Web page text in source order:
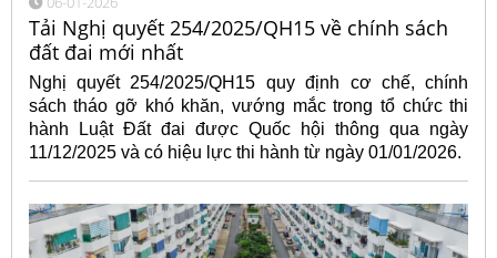
Tải Nghị quyết 254/2025/QH15 về chính sách
đất đai mới nhất
Nghị quyết 254/2025/QH15 quy định cơ chế, chính
sách tháo gỡ khó khăn, vướng mắc trong tổ chức thi
hành Luật Đất đai được Quốc hội thông qua ngày
11/12/2025 và có hiệu lực thi hành từ ngày 01/01/2026.